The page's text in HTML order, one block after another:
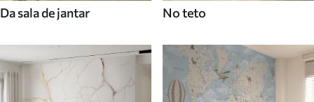
Da sala de jantar No teto